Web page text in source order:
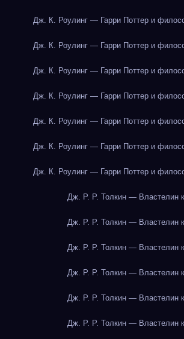
Дж. К. Роулинг — Гарри Поттер и
Дж. К. Роулинг — Гарри Поттер и
Дж. К. Роулинг — Гарри Поттер и
Дж. К. Роулинг — Гарри Поттер и
Дж. К. Роулинг — Гарри Поттер и
Дж. К. Роулинг — Гарри Поттер и
Дж. К. Роулинг — Гарри Поттер и
Дж. Р. Р. Толкин — Властелин
Дж. Р. Р. Толкин — Властелин
Дж. Р. Р. Толкин — Властелин
Дж. Р. Р. Толкин — Властелин
Дж. Р. Р. Толкин — Властелин
Дж. Р. Р. Толкин — Властелин